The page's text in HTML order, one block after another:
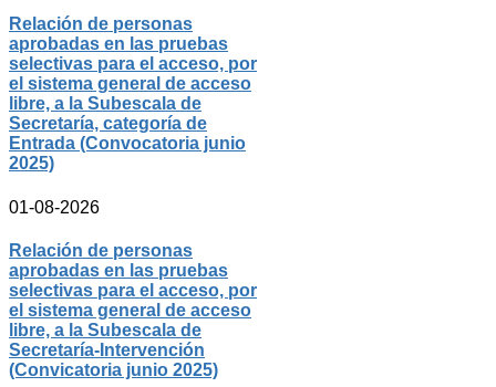
Relación de personas
aprobadas en las pruebas
selectivas para el acceso, por
el sistema general de acceso
libre, a la Subescala de
Secretaría, categoría de
Entrada (Convocatoria junio
2025)
01-08-2026
Relación de personas
aprobadas en las pruebas
selectivas para el acceso, por
el sistema general de acceso
libre, a la Subescala de
Secretaría-Intervención
(Convicatoria junio 2025)